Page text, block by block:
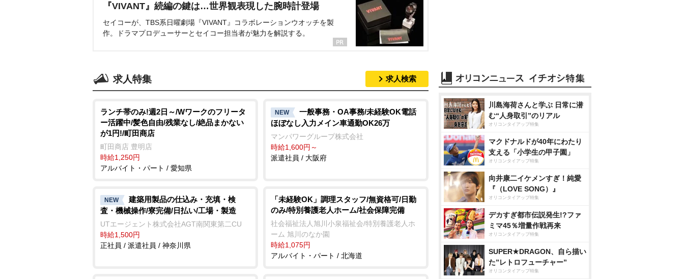
『VIVANT』続編の鍵は…世界観表現した腕時計登場
セイコーが、TBS系日曜劇場『VIVANT』コラボレーションウオッチを製
作。ドラマプロデューサーとセイコー担当者が魅力を解説する。
求人特集 求人検索
ランチ帯のみ!週2日～/Wワークのフリータ
ー活躍中/髪色自由/残業なし/絶品まかない
が1円!/町田商店
町田商店 豊明店
時給1,250円
アルバイト・パート / 愛知県
NEW
一般事務・OA事務/未経験OK電話
ほぼなし入力メイン車通勤OK26万
マンパワーグループ株式会社
時給1,600円～
派遣社員 / 大阪府
NEW
建築用製品の仕込み・充填・検
査・機械操作/寮完備/日払い/工場・製造
UTエージェント株式会社AGT南関東第二CU
時給1,500円
正社員 / 派遣社員 / 神奈川県
「未経験OK」調理スタッフ/無資格可/日勤
のみ/特別養護老人ホーム/社会保障完備
社会福祉法人旭川小泉福祉会/特別養護老人ホ
ーム 旭川のなか園
時給1,075円
アルバイト・パート / 北海道
川島海荷さんと学ぶ 日常に潜
む“人身取引”のリアル
オリコンタイアップ特集
マクドナルドが40年にわたり
支える「小学生の甲子園」
オリコンタイアップ特集
向井康二イケメンすぎ！純愛
『（LOVE SONG）』
オリコンタイアップ特集
デカすぎ都市伝説発生!?ファ
ミマ45％増量作戦再来
オリコンタイアップ特集
SUPER★DRAGON、自ら描い
た”レトロフューチャー”
オリコンタイアップ特集